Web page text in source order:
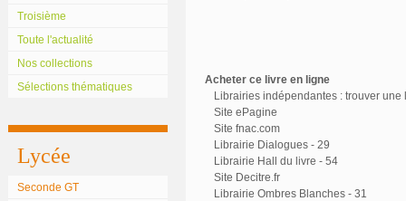
Troisième
Toute l'actualité
Nos collections
Sélections thématiques
Lycée
Seconde GT
Acheter ce livre en ligne
Librairies indépendantes : trouver une
Site ePagine
Site fnac.com
Librairie Dialogues - 29
Librairie Hall du livre - 54
Site Decitre.fr
Librairie Ombres Blanches - 31